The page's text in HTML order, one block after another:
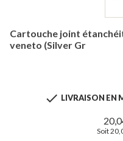
Cartouche joint
veneto (Silver Gr
 LIVRAISON EN
Soit